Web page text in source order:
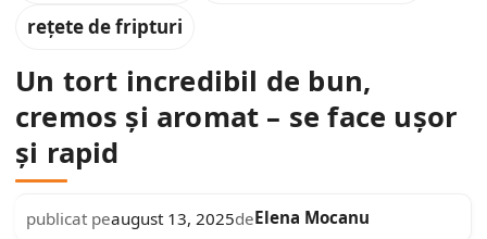
rețete de fripturi
Un tort incredibil de bun,
cremos și aromat – se face ușor
și rapid
publicat peaugust 13, 2025deElena Mocanu